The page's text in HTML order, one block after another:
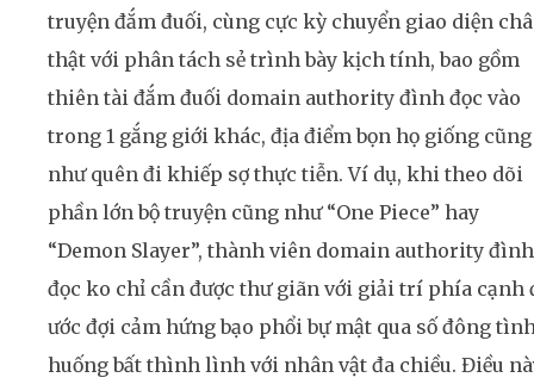
truyện đắm đuối, cùng cực kỳ chuyển giao diện
thật với phân tách sẻ trình bày kịch tính, bao gồm
thiên tài đắm đuối domain authority đình đọc vào
trong 1 gắng giới khác, địa điểm bọn họ giống cũng
như quên đi khiếp sợ thực tiễn. Ví dụ, khi theo dõi
phần lớn bộ truyện cũng như “One Piece” hay
“Demon Slayer”, thành viên domain authority đình
đọc ko chỉ cần được thư giãn với giải trí phía cạnh
ước đợi cảm hứng bạo phổi bự mật qua số đông
huống bất thình lình với nhân vật đa chiều. Điều